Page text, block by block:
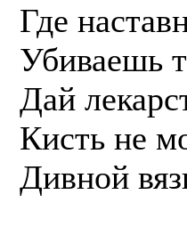
Где
Убиваешь
Дай
Кисть не
Дивной